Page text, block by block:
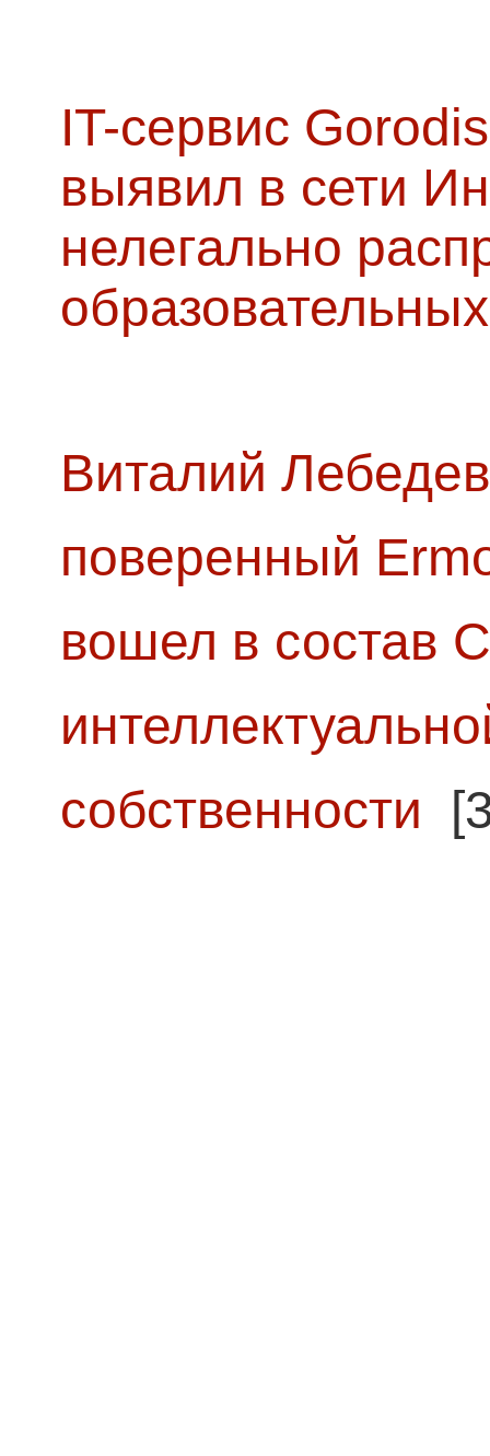
IT-сервис
выявил в сети
нелегально
Виталий
поверенный
вошел в состав
собственности